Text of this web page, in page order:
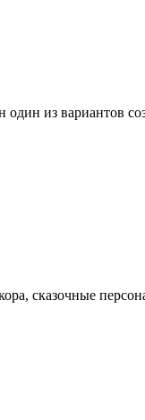
из вариантов
сказочные